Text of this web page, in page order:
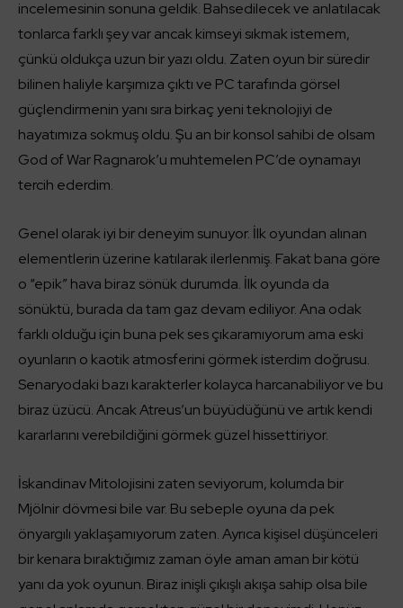
incelemesinin sonuna geldik. Bahsedilecek ve anlatılacak
tonlarca farklı şey var ancak kimseyi sıkmak istemem,
çünkü oldukça uzun bir yazı oldu. Zaten oyun bir süredir
bilinen haliyle karşımıza çıktı ve PC tarafında görsel
güçlendirmenin yanı sıra birkaç yeni teknolojiyi de
hayatımıza sokmuş oldu. Şu an bir konsol sahibi de olsam
God of War Ragnarok’u muhtemelen PC’de oynamayı
tercih ederdim.
Genel olarak iyi bir deneyim sunuyor. İlk oyundan alınan
elementlerin üzerine katılarak ilerlenmiş. Fakat bana göre
o “epik” hava biraz sönük durumda. İlk oyunda da
sönüktü, burada da tam gaz devam ediliyor. Ana odak
farklı olduğu için buna pek ses çıkaramıyorum ama eski
oyunların o kaotik atmosferini görmek isterdim doğrusu.
Senaryodaki bazı karakterler kolayca harcanabiliyor ve bu
biraz üzücü. Ancak Atreus’un büyüdüğünü ve artık kendi
kararlarını verebildiğini görmek güzel hissettiriyor.
İskandinav Mitolojisini zaten seviyorum, kolumda bir
Mjölnir dövmesi bile var. Bu sebeple oyuna da pek
önyargılı yaklaşamıyorum zaten. Ayrıca kişisel düşünceleri
bir kenara bıraktığımız zaman öyle aman aman bir kötü
yanı da yok oyunun. Biraz inişli çıkışlı akışa sahip olsa bile